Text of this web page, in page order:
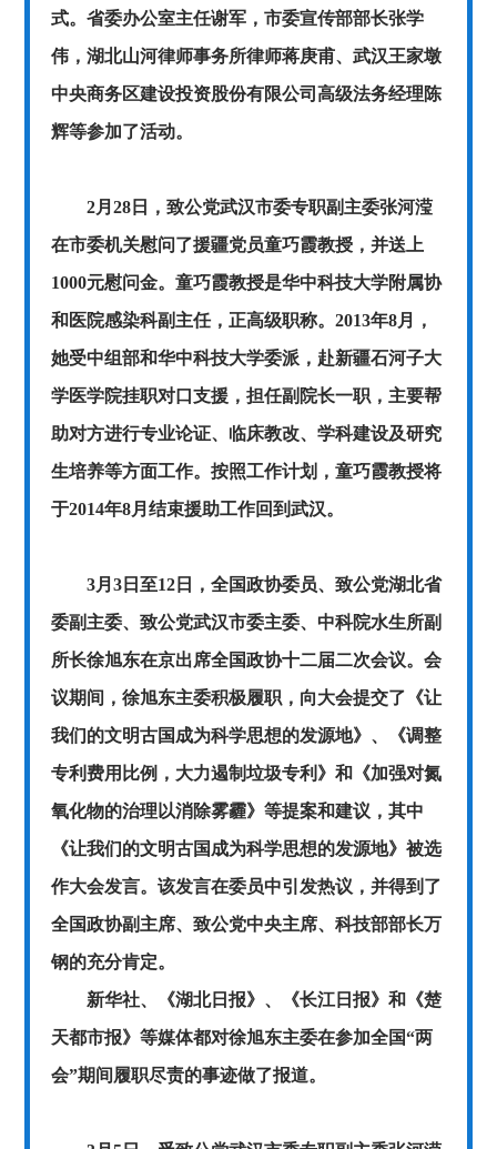
式。省委办公室主任谢军，市委宣传部部长张学
伟，湖北山河律师事务所律师蒋庚甫、武汉王家墩
中央商务区建设投资股份有限公司高级法务经理陈
辉等参加了活动。
2月28日，致公党武汉市委专职副主委张河滢
在市委机关慰问了援疆党员童巧霞教授，并送上
1000元慰问金。童巧霞教授是华中科技大学附属协
和医院感染科副主任，正高级职称。2013年8月，
她受中组部和华中科技大学委派，赴新疆石河子大
学医学院挂职对口支援，担任副院长一职，主要帮
助对方进行专业论证、临床教改、学科建设及研究
生培养等方面工作。按照工作计划，童巧霞教授将
于2014年8月结束援助工作回到武汉。
3月3日至12日，全国政协委员、致公党湖北省
委副主委、致公党武汉市委主委、中科院水生所副
所长徐旭东在京出席全国政协十二届二次会议。会
议期间，徐旭东主委积极履职，向大会提交了《让
我们的文明古国成为科学思想的发源地》、《调整
专利费用比例，大力遏制垃圾专利》和《加强对氮
氧化物的治理以消除雾霾》等提案和建议，其中
《让我们的文明古国成为科学思想的发源地》被选
作大会发言。该发言在委员中引发热议，并得到了
全国政协副主席、致公党中央主席、科技部部长万
钢的充分肯定。
新华社、《湖北日报》、《长江日报》和《楚
天都市报》等媒体都对徐旭东主委在参加全国“两
会”期间履职尽责的事迹做了报道。